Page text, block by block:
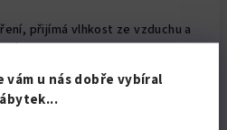
vám u nás dobře vybíral
přijímá vlhkost ze vzduchu a